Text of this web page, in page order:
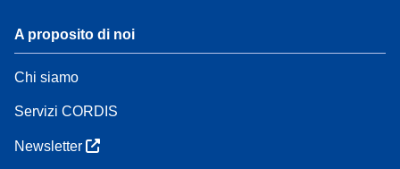
A proposito di noi
Chi siamo
Servizi CORDIS
Newsletter